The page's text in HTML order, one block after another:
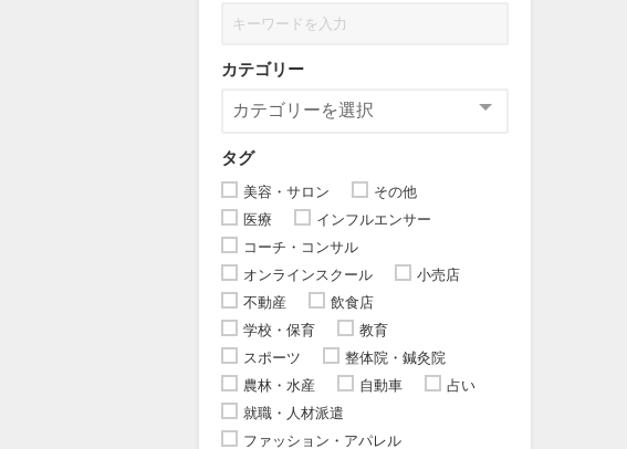
カテゴリー
タグ
美容・サロン
その他
医療
インフルエンサー
コーチ・コンサル
オンラインスクール
小売店
不動産
飲食店
学校・保育
教育
スポーツ
整体院・鍼灸院
農林・水産
自動車
占い
就職・人材派遣
ファッション・アパレル